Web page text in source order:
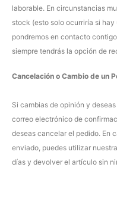
laborable. En circunstancias
stock (esto solo ocurriría si
pondremos en contacto
siempre tendrás la opción de
Cancelación o Cambio de un
Si cambias de opinión y
correo electrónico de
deseas cancelar el pedido. En
enviado, puedes utilizar
días y devolver el artículo sin